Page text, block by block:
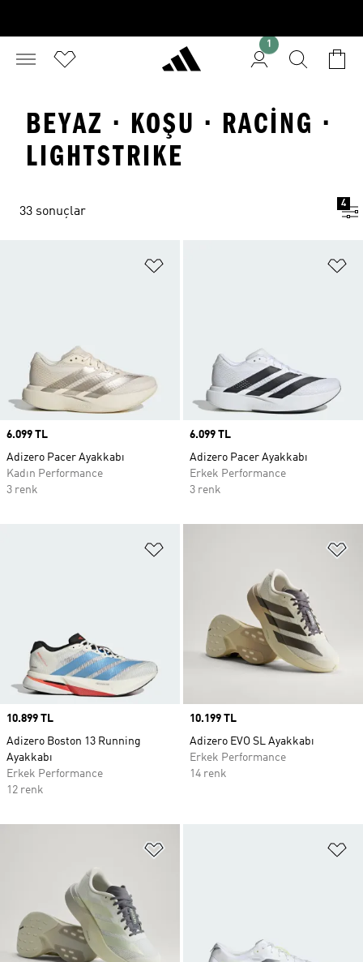
1
BEYAZ · KOŞU · RACING ·
LIGHTSTRIKE
33 sonuçlar
4
Price
6.099 TL
Adizero Pacer Ayakkabı
Kadın Performance
3 renk
Price
6.099 TL
Adizero Pacer Ayakkabı
Erkek Performance
3 renk
Price
10.899 TL
Adizero Boston 13 Running
Ayakkabı
Erkek Performance
12 renk
Price
10.199 TL
Adizero EVO SL Ayakkabı
Erkek Performance
14 renk